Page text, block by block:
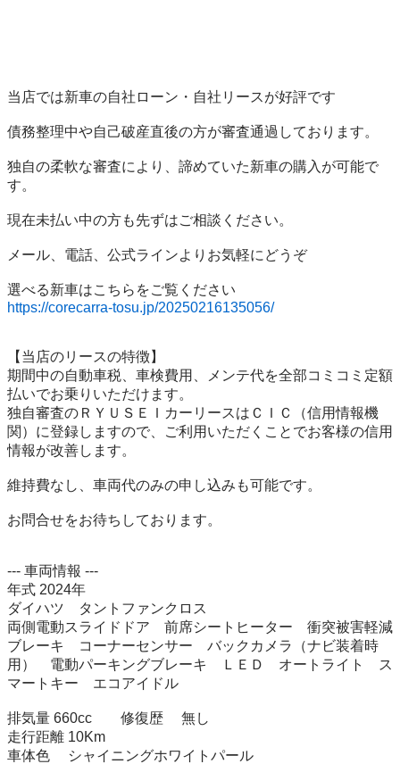
当店では新車の自社ローン・自社リースが好評です
債務整理中や自己破産直後の方が審査通過しております。
独自の柔軟な審査により、諦めていた新車の購入が可能で
す。
現在未払い中の方も先ずはご相談ください。
メール、電話、公式ラインよりお気軽にどうぞ
https://corecarra-tosu.jp/20250216135056/
【当店のリースの特徴】
期間中の自動車税、車検費用、メンテ代を全部コミコミ定額
払いでお乗りいただけます。
独自審査のＲＹＵＳＥＩカーリースはＣＩＣ（信用情報機
関）に登録しますので、ご利用いただくことでお客様の信用
情報が改善します。
維持費なし、車両代のみの申し込みも可能です。
お問合せをお待ちしております。
--- 車両情報 ---
年式 2024年
ダイハツ　タントファンクロス
両側電動スライドドア　前席シートヒーター　衝突被害軽減
ブレーキ　コーナーセンサー　バックカメラ（ナビ装着時
用）　電動パーキングブレーキ　ＬＥＤ　オートライト　ス
マートキー　エコアイドル
排気量 660cc　　修復歴 　無し
走行距離 10Km
車体色 　シャイニングホワイトパール